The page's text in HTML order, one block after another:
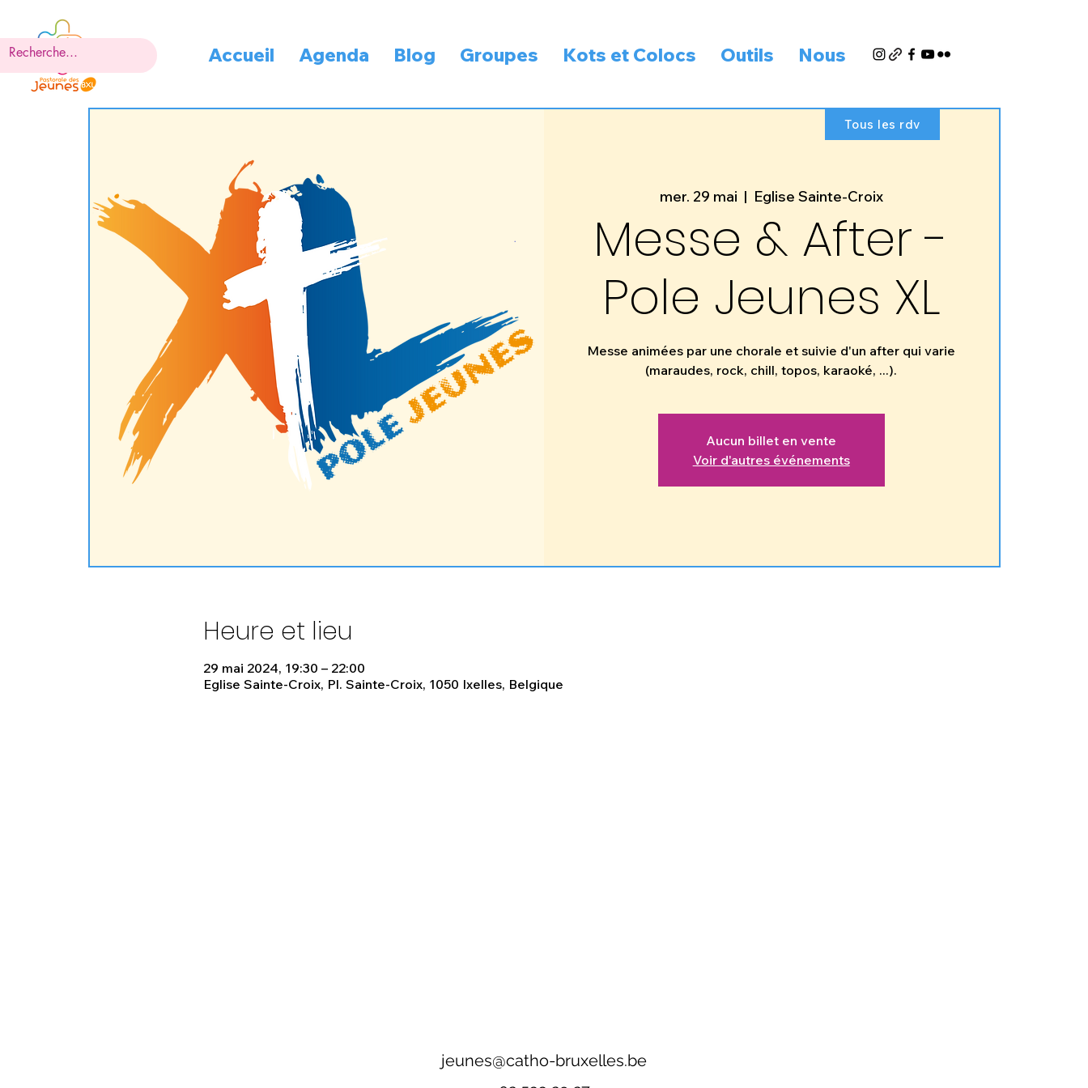
Accueil Agenda Blog Groupes Kots et Colocs Outils Nous
mer. 29 mai
  |
Eglise Sainte-Croix
Messe & After -
Pole Jeunes XL
Messe animées par une chorale et suivie d'un after qui varie
Aucun billet en vente
Voir d'autres événements
Heure et lieu
29 mai 2024, 19:30 – 22:00
Eglise Sainte-Croix, Pl. Sainte-Croix, 1050 Ixelles, Belgique
Tous les rdv
jeunes@catho-bruxelles.be